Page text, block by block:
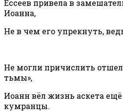
Ессеев привела в
Иоанна,
Не в чем его упрекнуть,
Не могли причислить
тьмы»,
Иоанн вёл жизнь аскета
кумранцы.